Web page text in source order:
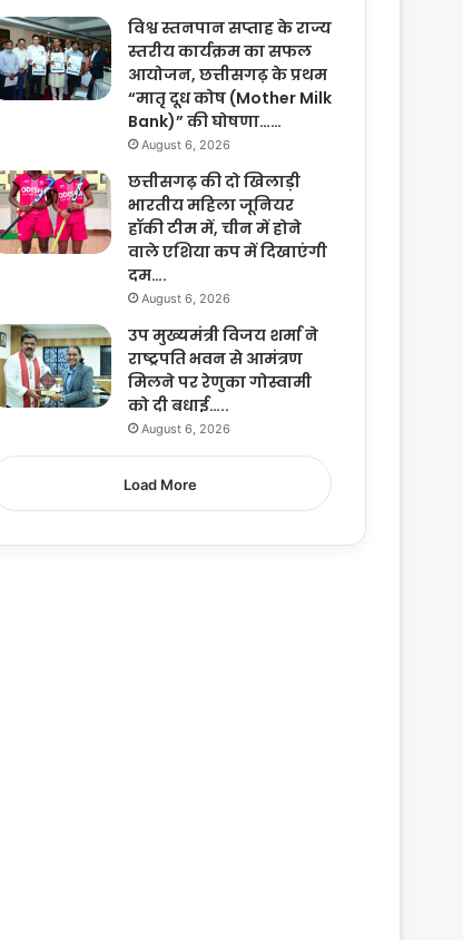
विश्व स्तनपान सप्ताह के राज्य
स्तरीय कार्यक्रम का सफल
आयोजन, छत्तीसगढ़ के प्रथम
“मातृ दूध कोष (Mother Milk
Bank)” की घोषणा……
August 6, 2026
छत्तीसगढ़ की दो खिलाड़ी
भारतीय महिला जूनियर
हॉकी टीम में, चीन में होने
वाले एशिया कप में दिखाएंगी
दम….
August 6, 2026
उप मुख्यमंत्री विजय शर्मा ने
राष्ट्रपति भवन से आमंत्रण
मिलने पर रेणुका गोस्वामी
को दी बधाई…..
August 6, 2026
Load More